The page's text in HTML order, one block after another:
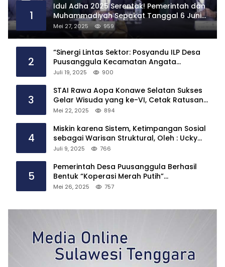
1
Idul Adha 2025 Serentak! Pemerintah dan
Muhammadiyah Sepakat Tanggal 6 Juni
2025
Mei 27, 2025 959
2
“Sinergi Lintas Sektor: Posyandu ILP Desa
Puusanggula Kecamatan Angata
Hadirkan Layanan Kesehatan Menyeluruh”
Juli 19, 2025 900
3
STAI Rawa Aopa Konawe Selatan Sukses
Gelar Wisuda yang ke-VI, Cetak Ratusan
Sarjana
Mei 22, 2025 894
4
Miskin karena Sistem, Ketimpangan Sosial
sebagai Warisan Struktural, Oleh : Ucky
Ackrillah,S.Sos.,M.A.P
Juli 9, 2025 766
5
Pemerintah Desa Puusanggula Berhasil
Bentuk “Koperasi Merah Putih”
Tindaklanjuti Instruksi Presiden Prabowo
Mei 26, 2025 757